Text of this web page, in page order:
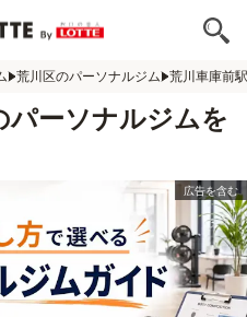
荒川区のパーソナルジム 荒川車庫前
パーソナルジムを